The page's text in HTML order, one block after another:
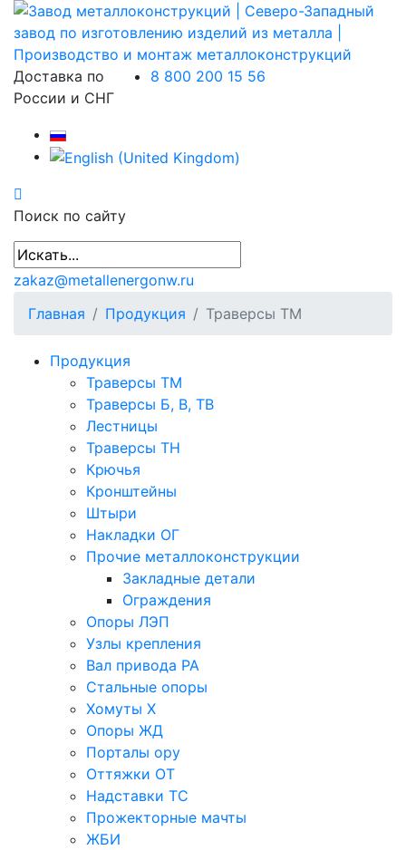
Доставка по
России и СНГ
8 800 200 15 56
Поиск по сайту
zakaz@metallenergonw.ru
Главная
Продукция Траверсы ТМ
Продукция
Траверсы ТМ
Траверсы Б, В, ТВ
Лестницы
Траверсы ТН
Крючья
Кронштейны
Штыри
Накладки ОГ
Прочие металлоконструкции
Закладные детали
Ограждения
Опоры ЛЭП
Узлы крепления
Вал привода РА
Стальные опоры
Хомуты Х
Опоры ЖД
Порталы ору
Оттяжки ОТ
Надставки ТС
Прожекторные мачты
ЖБИ